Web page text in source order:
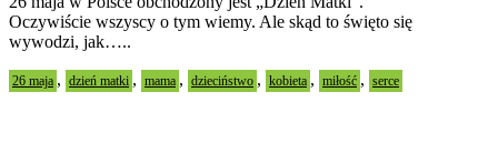
Oczywiście wszyscy o tym wiemy. Ale skąd to święto się
wywodzi, jak…..
26 maja , dzień matki , mama , dzieciństwo , kobieta , miłość , serce